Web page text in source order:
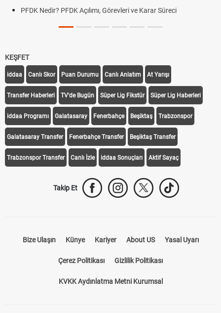
PFDK Nedir? PFDK Açılımı, Görevleri ve Karar Süreci
KEŞFET
iddaa Canlı Skor Puan Durumu Canlı Anlatım At Yarışı
Transfer Haberleri TV'de Bugün Süper Lig Fikstür Süper Lig Haberleri
iddaa Programı Galatasaray Fenerbahçe Beşiktaş Trabzonspor
Galatasaray Transfer Fenerbahçe Transfer Beşiktaş Transfer
Trabzonspor Transfer Canlı İzle iddaa Sonuçları Aktif Sayaç